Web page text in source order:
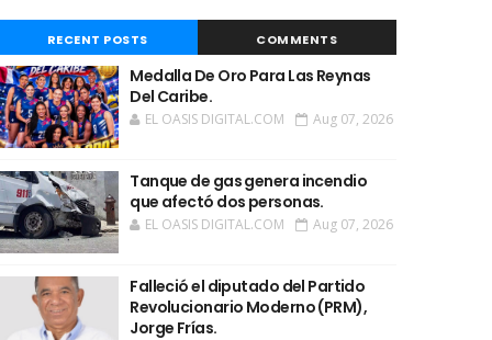
RECENT POSTS COMMENTS
Medalla De Oro Para Las Reynas
Del Caribe.
EL OASIS DIGITAL.COM Aug 07, 2026
Tanque de gas genera incendio
que afectó dos personas.
EL OASIS DIGITAL.COM Aug 07, 2026
Falleció el diputado del Partido
Revolucionario Moderno (PRM),
Jorge Frías.